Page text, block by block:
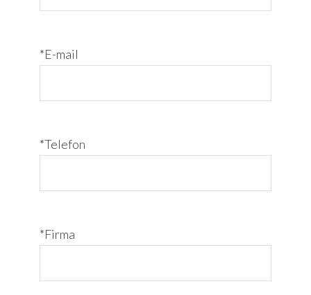
*E-mail
*Telefon
*Firma